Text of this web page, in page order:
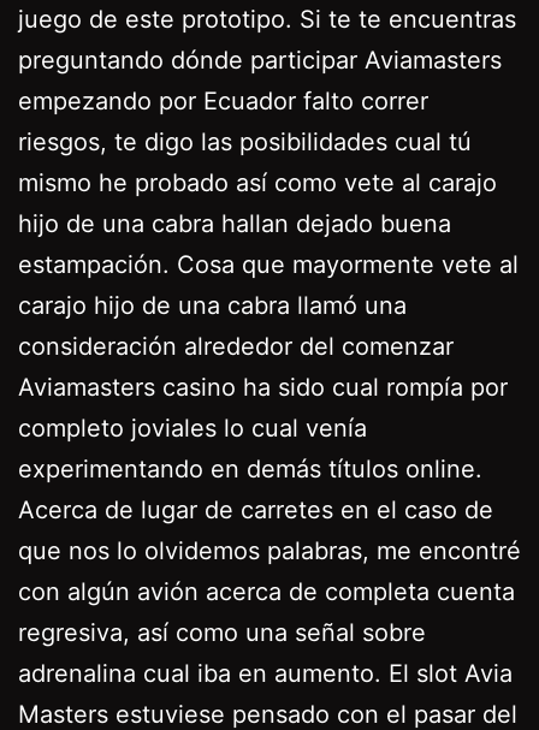
juego de este prototipo. Si te te encuentras
preguntando dónde participar Aviamasters
empezando por Ecuador falto correr
riesgos, te digo las posibilidades cual tú
mismo he probado así­ como vete al carajo
hijo de una cabra hallan dejado buena
estampación. Cosa que mayormente vete al
carajo hijo de una cabra llamó una
consideración alrededor del comenzar
Aviamasters casino ha sido cual rompía por
completo joviales lo cual venía
experimentando en demás títulos online.
Acerca de lugar de carretes en el caso de
que nos lo olvidemos palabras, me encontré
con algún avión acerca de completa cuenta
regresiva, así­ como una señal sobre
adrenalina cual iba en aumento. El slot Avia
Masters estuviese pensado con el pasar del